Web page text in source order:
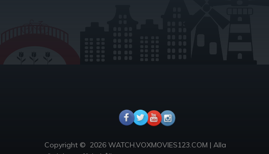
Copyright © 2026 WATCH.VOXMOVIES123.COM | Alla